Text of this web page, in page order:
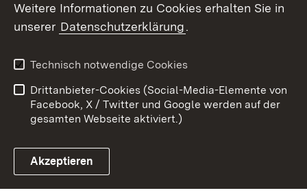
Link zum Landesportal
Datenschutz
Barrierefreiheit
Impressum
Cookies
Weitere Informationen zu Cookies erhalten Sie in
unserer Datenschutzerklärung.
Technisch notwendige Cookies
Drittanbieter-Cookies (Social-Media-Elemente von
Facebook, X / Twitter und Google werden auf der
gesamten Webseite aktiviert.)
Akzeptieren